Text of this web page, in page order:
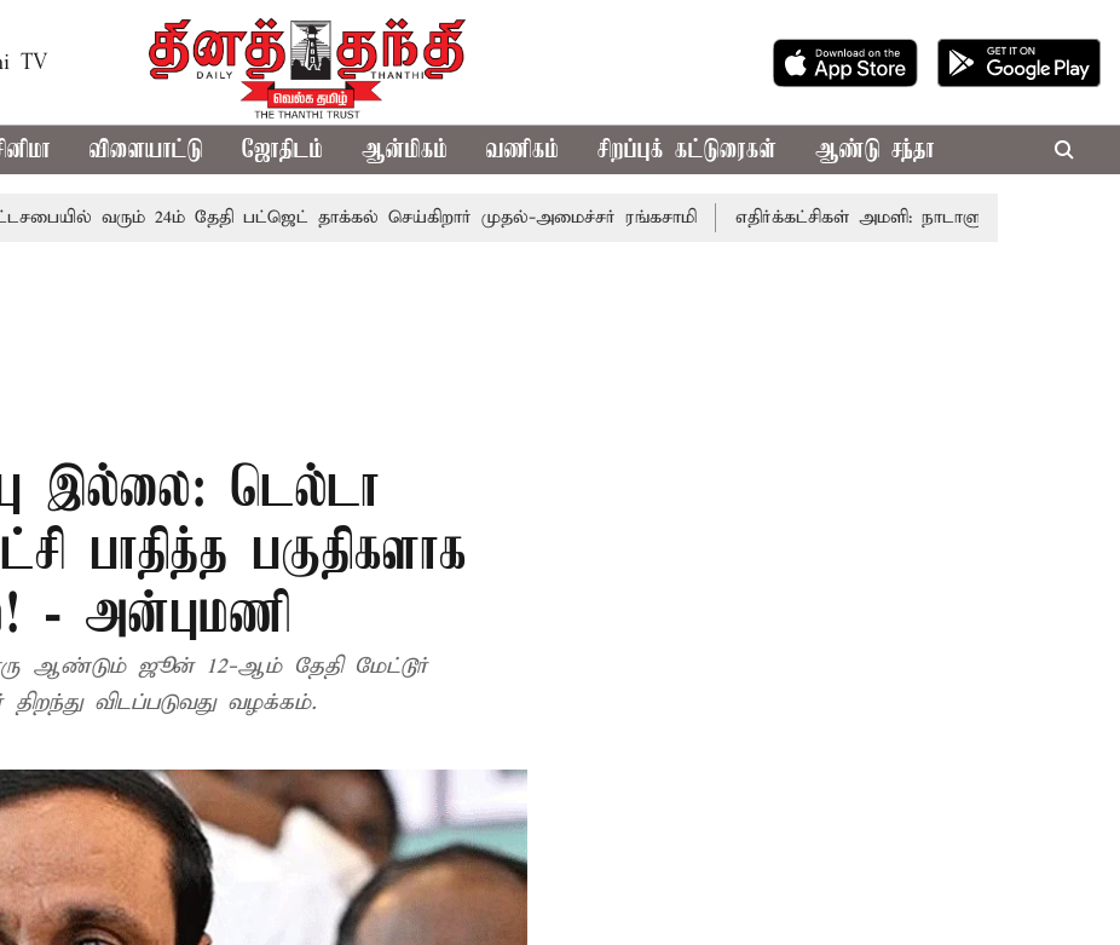
TV
விளையாட்டு ஜோதிடம் ஆன்மிகம் வணிகம் சிறப்புக் கட்டுரைகள் ஆண்டு சந்தா
வரும் 24ம் தேதி பட்ஜெட் தாக்கல் செய்கிறார் முதல்-அமைச்சர் ரங்கசாமி எதிர்க்கட்சிகள் அமளி: நாடாளுமன்ற இரு அவைகளும்
இல்லை: டெல்டா
பாதித்த பகுதிகளாக
- அன்புமணி
ஆண்டும் ஜூன் 12-ஆம் தேதி மேட்டூர்
அணையிலிருந்து காவிரியில் தண்ணீர் திறந்து விடப்படுவது வழக்கம்.